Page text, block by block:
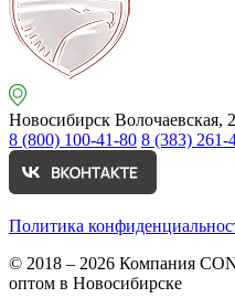
Новосибирск Волочаевская,
8 (800) 100-41-80 8 (383) 261-
Политика
© 2018 – 2026 Компания
оптом в Новосибирске